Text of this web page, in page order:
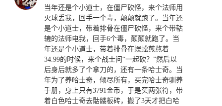
当年还是个小道士，在僵尸砍怪，来个法师用
火球丢我，回手一个毒，颠颠就跑了。当年还
是个小道士，带着排骨在僵尸砍怪，来个带轱
辘的法师电我，回手6个毒，颠颠就跑了。当
年还是个小道士，带着排骨在蜈蚣煎熬着
34.99的时候，来个战士问“一起砍？”然后以
后身后就多了个拿刀的，还有一条哈士奇。当
年为了养哈士奇，倾尽所有，买完哈士奇驯养
手册，身上只有3791金币，于是买两张符，带
着白色哈士奇去骷髅板砖，搬了3天才把白哈